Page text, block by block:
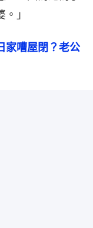
」
家嘈屋閉？老公